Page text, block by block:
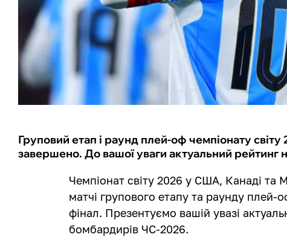
Груповий етап і раунд плей-оф чемпіонату
завершено. До вашої уваги актуальний рейтинг
Чемпіонат світу 2026 у США, Канаді
матчі групового етапу та раунду плей-
фінал. Презентуємо вашій увазі
бомбардирів ЧС-2026.